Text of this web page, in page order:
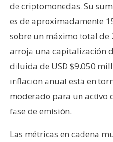
de criptomonedas. Su
es de aproximadamente
sobre un máximo total de
arroja una capitalización
diluida de USD $9.050
inflación anual está en
moderado para un activo
fase de emisión.
Las métricas en cadena